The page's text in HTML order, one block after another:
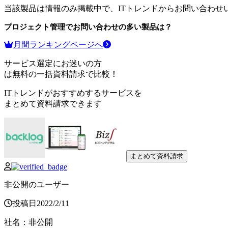
当該製品は情報のみ掲載中で、ITトレンドからお問い合わせ
プロジェクト管理でお問い合わせの多い製品は？
月間ランキングページへ
サービス選定にお迷いの方
は無料の一括資料請求で比較！
ITトレンドがおすすめするサービスを
まとめて資料請求できます
まとめて資料請求
非公開のユーザー
投稿日 2022/2/11
社名 ： 非公開